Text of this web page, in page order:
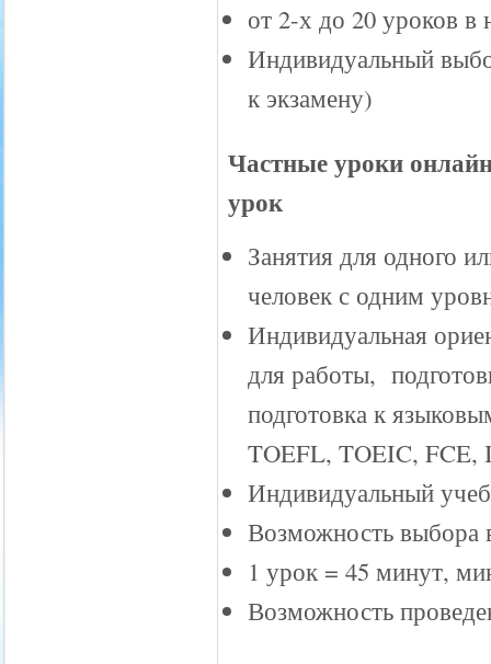
от 2-х до 20 уроков
Индивидуальный
к экзамену)
Частные уроки
урок
Занятия для одного
человек с одним
Индивидуальная
для работы,
подготовка к
TOEFL, TOEIC, FCE,
Индивидуальный
Возможность выбора
1 урок = 45 минут,
Возможность